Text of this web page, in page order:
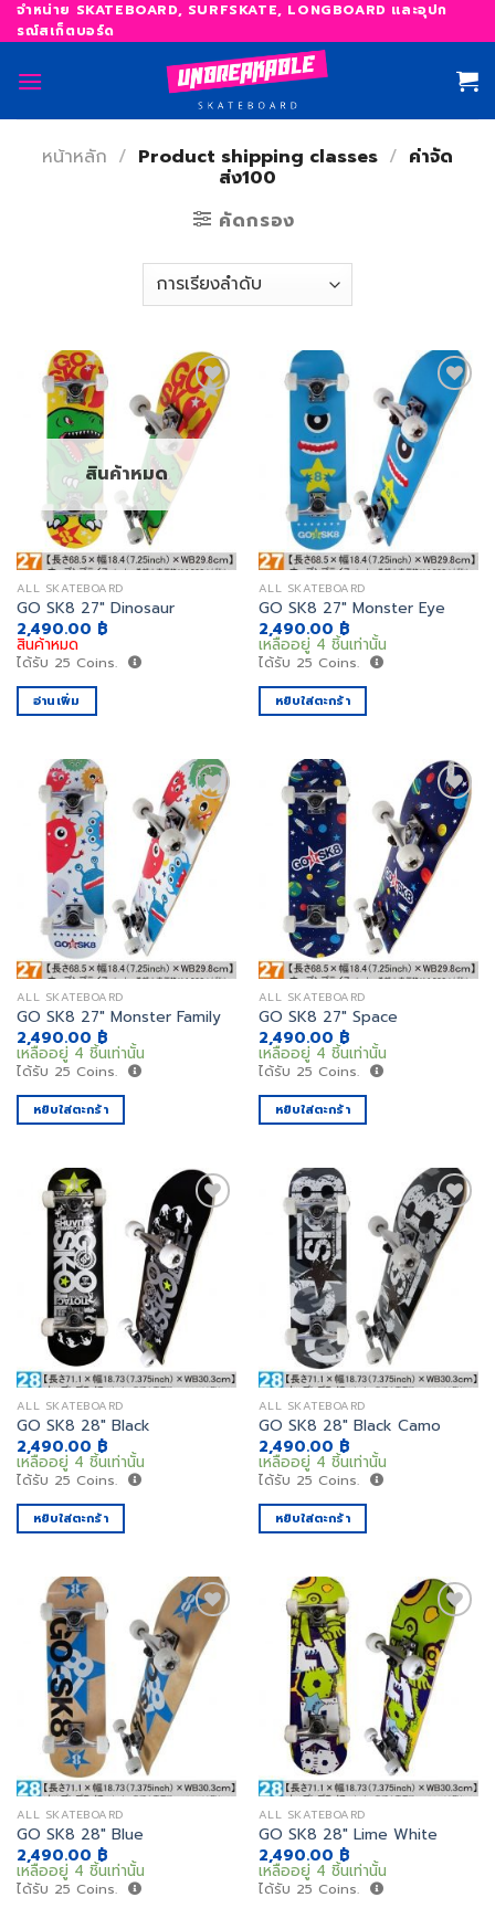
Skip
to
content
จำหน่าย SKATEBOARD, SURFSKATE, LONGBOARD และอุปก
รณ์สเก็ตบอร์ด
หน้าหลัก / Product shipping classes / ค่าจัด
ส่ง100
คัดกรอง
เพิ่ม
สินค้าหมด
ALL SKATEBOARD
GO SK8 27″ Dinosaur
2,490.00 ฿
สินค้าหมด
ได้รับ 25 Coins.
อ่านเพิ่ม
เพิ่ม
ALL SKATEBOARD
GO SK8 27″ Monster Eye
2,490.00 ฿
เหลืออยู่ 4 ชิ้นเท่านั้น
ได้รับ 25 Coins.
หยิบใส่ตะกร้า
เพิ่ม
ALL SKATEBOARD
GO SK8 27″ Monster Family
2,490.00 ฿
เหลืออยู่ 4 ชิ้นเท่านั้น
ได้รับ 25 Coins.
หยิบใส่ตะกร้า
เพิ่ม
สิ่งที่
ALL SKATEBOARD
GO SK8 27″ Space
2,490.00 ฿
เหลืออยู่ 4 ชิ้นเท่านั้น
ได้รับ 25 Coins.
หยิบใส่ตะกร้า
เพิ่ม
ALL SKATEBOARD
GO SK8 28″ Black
2,490.00 ฿
เหลืออยู่ 4 ชิ้นเท่านั้น
ได้รับ 25 Coins.
หยิบใส่ตะกร้า
เพิ่ม
ALL SKATEBOARD
GO SK8 28″ Black Camo
2,490.00 ฿
เหลืออยู่ 4 ชิ้นเท่านั้น
ได้รับ 25 Coins.
หยิบใส่ตะกร้า
เพิ่ม
ALL SKATEBOARD
GO SK8 28″ Blue
2,490.00 ฿
เหลืออยู่ 4 ชิ้นเท่านั้น
ได้รับ 25 Coins.
เพิ่ม
ALL SKATEBOARD
GO SK8 28″ Lime White
2,490.00 ฿
เหลืออยู่ 4 ชิ้นเท่านั้น
ได้รับ 25 Coins.